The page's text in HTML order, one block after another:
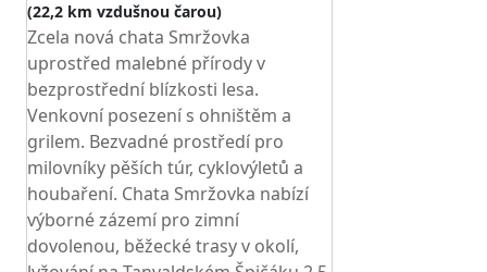
(22,2 km vzdušnou čarou)
Zcela nová chata Smržovka
uprostřed malebné přírody v
bezprostřední blízkosti lesa.
Venkovní posezení s ohništěm a
grilem. Bezvadné prostředí pro
milovníky pěších túr, cyklovýletů a
houbaření. Chata Smržovka nabízí
výborné zázemí pro zimní
dovolenou, běžecké trasy v okolí,